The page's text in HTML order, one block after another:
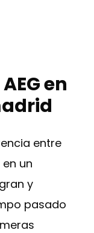
en
entre
un
y
pasado